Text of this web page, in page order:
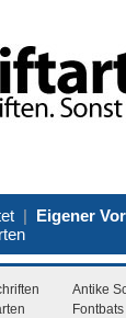
| Eigener
Antike
Fontbats